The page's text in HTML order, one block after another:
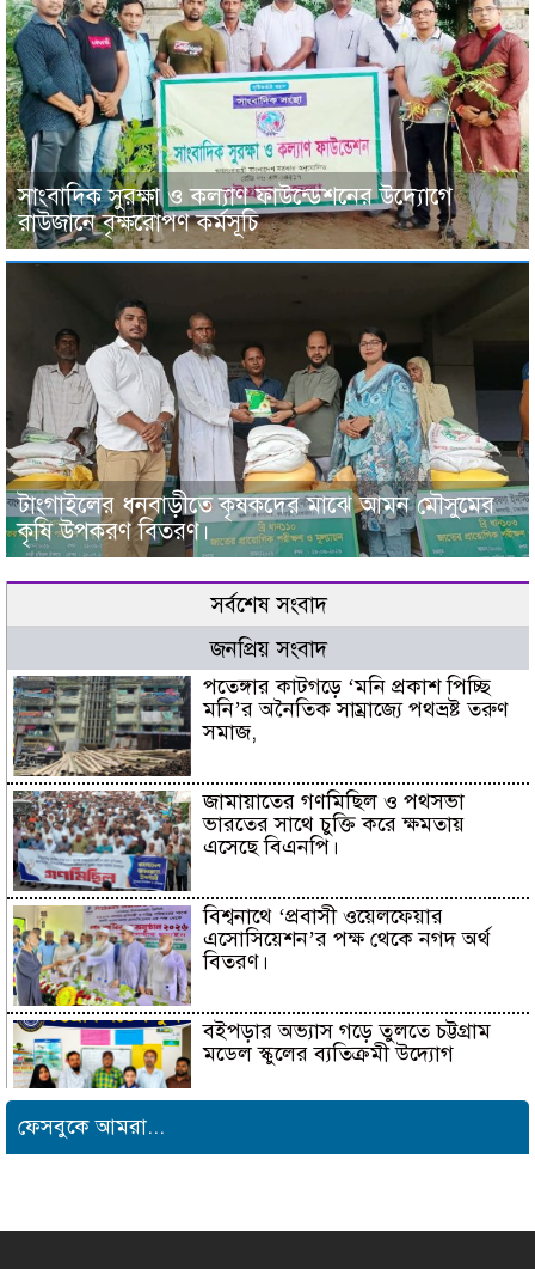
সাংবাদিক সুরক্ষা ও কল্যাণ ফাউন্ডেশনের উদ্যোগে
রাউজানে বৃক্ষরোপণ কর্মসূচি
টাংগাইলের ধনবাড়ীতে কৃষকদের মাঝে আমন মৌসুমের
কৃষি উপকরণ বিতরণ।
সর্বশেষ সংবাদ
জনপ্রিয় সংবাদ
পতেঙ্গার কাটগড়ে ‘মনি প্রকাশ পিচ্ছি
মনি’র অনৈতিক সাম্রাজ্যে পথভ্রষ্ট তরুণ
সমাজ,
জামায়াতের গণমিছিল ও পথসভা
ভারতের সাথে চুক্তি করে ক্ষমতায়
এসেছে বিএনপি।
বিশ্বনাথে ‘প্রবাসী ওয়েলফেয়ার
এসোসিয়েশন’র পক্ষ থেকে নগদ অর্থ
বিতরণ।
বইপড়ার অভ্যাস গড়ে তুলতে চট্টগ্রাম
মডেল স্কুলের ব্যতিক্রমী উদ্যোগ
ফেসবুকে আমরা...